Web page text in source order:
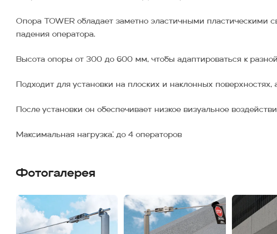
Опора TOWER обладает заметно эластичными пластическими
падения оператора.
Высота опоры от 300 до 600 мм, чтобы адаптироваться к
Подходит для установки на плоских и наклонных
После установки он обеспечивает низкое визуальное
Максимальная нагрузка: до 4 операторов
Фотогалерея